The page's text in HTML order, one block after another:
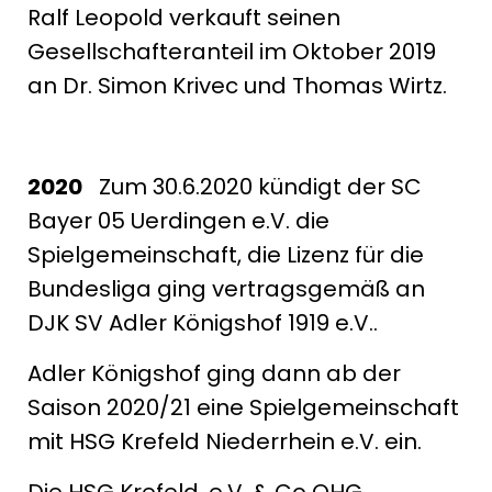
Ralf Leopold verkauft seinen
Gesellschafteranteil im Oktober 2019
an Dr. Simon Krivec und Thomas Wirtz.
2020 Zum 30.6.2020 kündigt der SC
Bayer 05 Uerdingen e.V. die
Spielgemeinschaft, die Lizenz für die
Bundesliga ging vertragsgemäß an
DJK SV Adler Königshof 1919 e.V..
Adler Königshof ging dann ab der
Saison 2020/21 eine Spielgemeinschaft
mit HSG Krefeld Niederrhein e.V. ein.